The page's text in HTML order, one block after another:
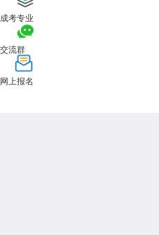
成考专业
交流群
网上报名